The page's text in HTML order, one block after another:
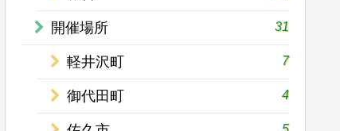
開催場所 31
軽井沢町 7
御代田町 4